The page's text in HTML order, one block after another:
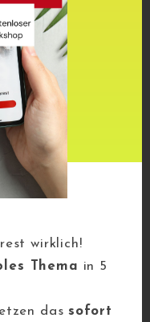
möglich ist,
sich im
diese
sollen.
(in den
einen
in den Idea
wirklich!
Thema in 5
dassofort